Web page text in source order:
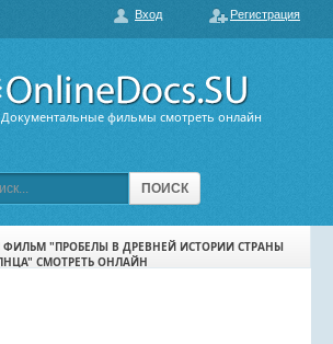
Документальные фильмы смотреть онлайн
ПОИСК
Вход Регистрация
"ПРОБЕЛЫ В ДРЕВНЕЙ ИСТОРИИ СТРАНЫ
СМОТРЕТЬ ОНЛАЙН